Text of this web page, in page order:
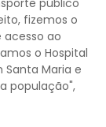
público
fizemos o
acesso ao
o Hospital
Maria e
população",